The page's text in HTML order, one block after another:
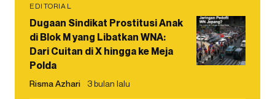
EDITORIAL
Dugaan Sindikat Prostitusi Anak
di Blok M yang Libatkan WNA:
Dari Cuitan di X hingga ke Meja
Polda
Risma Azhari 3 bulan lalu